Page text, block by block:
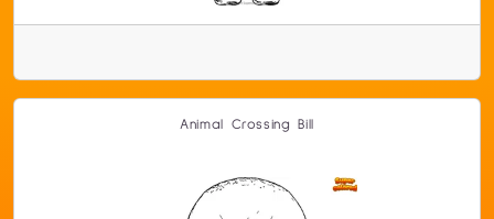
Animal Crossing Bill